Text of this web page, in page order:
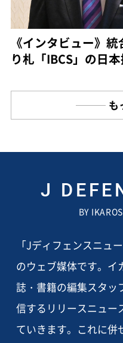
《インタビュー》
り札「IBCS」の日
も
J
BY
「Jディフェンスニュ
のウェブ媒体です。イ
誌・書籍の編集スタッ
信するリリースニュー
ていきます。これに併